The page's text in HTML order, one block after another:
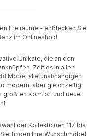
Freiräume - entdecken Sie
im Onlineshop!
Unikate, die an den
Zeitlos in allen
Möbel alle unabhängigen
modern, aber gleichzeitig
größten Komfort und neue
der Kollektionen 117 bis
finden Ihre Wunschmöbel